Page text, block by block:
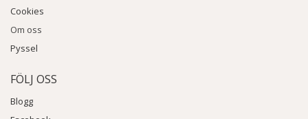
Cookies
Om oss
Pyssel
FÖLJ OSS
Blogg